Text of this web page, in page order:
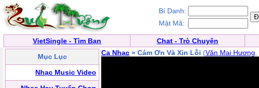
Bí Danh:
Mật Mã:
VietSingle - Tìm Bạn Chat - Trò Chuyện
Mục Lục
Nhạc Music Video
Ca Nhạc » Cám Ơn Và Xin Lỗi (Văn Mai Hương